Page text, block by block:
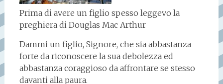
Prima di avere un figlio spesso leggevo la
preghiera di Douglas Mac Arthur
Dammi un figlio, Signore, che sia abbastanza
forte da riconoscere la sua debolezza ed
abbastanza coraggioso da affrontare se stesso
davanti alla paura.